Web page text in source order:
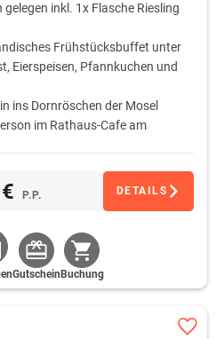
inkl. 1x Flasche Riesling
Frühstücksbuffet unter
Eierspeisen, Pfannkuchen und
ins Dornröschen der Mosel
im Rathaus-Cafe am
P.P. DETAILS
Gutschein Buchung